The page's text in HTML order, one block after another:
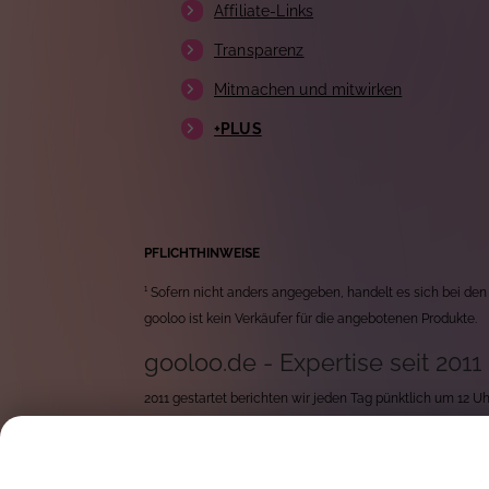
Affiliate-Links
Transparenz
Mitmachen und mitwirken
+PLUS
PFLICHTHINWEISE
¹ Sofern nicht anders angegeben, handelt es sich bei
gooloo ist kein Verkäufer für die angebotenen Produkte.
gooloo.de - Expertise seit 2011
2011 gestartet berichten wir jeden Tag pünktlich um 12
Mit rund 15 Jahren Erfahrung, exzellentem Wissen